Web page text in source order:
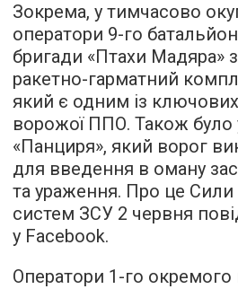
Зокрема, у тимчасово
оператори 9-го
бригади «Птахи Мадяра»
ракетно-гарматний
який є одним із
ворожої ППО. Також
«Панциря», який ворог
для введення в оману
та ураження. Про це Сили
систем ЗСУ 2 червня
у Facebook.
Оператори 1-го окремого